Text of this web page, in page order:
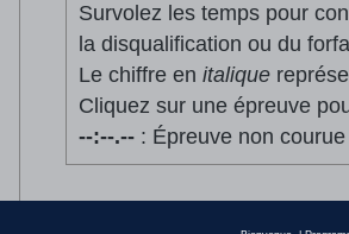
Survolez les temps pour
la disqualification ou du
Le chiffre en italique
Cliquez sur une épreuve
--:--.--: Épreuve non